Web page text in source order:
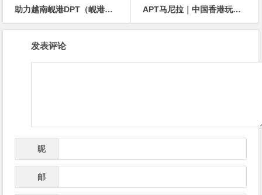
助力越南岘港DPT（岘港扑克巡回赛） | 小鱼扑克门票赛开启 线线下参赛额外奖励，助力岘港之旅
APT马尼拉｜中国香港玩家张杰晋级9人FT APT赛事中女性扑克力量崛起
发表评论
昵
邮